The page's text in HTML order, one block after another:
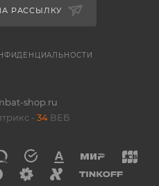
РАССЫЛКУ
shop.ru
- 34 ВЕБ